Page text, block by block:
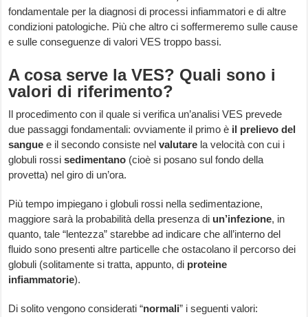
fondamentale per la diagnosi di processi infiammatori e di altre
condizioni patologiche. Più che altro ci soffermeremo sulle cause
e sulle conseguenze di valori VES troppo bassi.
A cosa serve la VES? Quali sono i
valori di riferimento?
Il procedimento con il quale si verifica un’analisi VES prevede
due passaggi fondamentali: ovviamente il primo è il prelievo del
sangue e il secondo consiste nelvalutare la velocità con cui i
globuli rossisedimentano (cioè si posano sul fondo della
provetta) nel giro di un’ora.
Più tempo impiegano i globuli rossi nella sedimentazione,
maggiore sarà la probabilità della presenza di un’infezione, in
quanto, tale “lentezza” starebbe ad indicare che all’interno del
fluido sono presenti altre particelle che ostacolano il percorso dei
globuli (solitamente si tratta, appunto, di proteine
infiammatorie).
Di solito vengono considerati “normali” i seguenti valori: